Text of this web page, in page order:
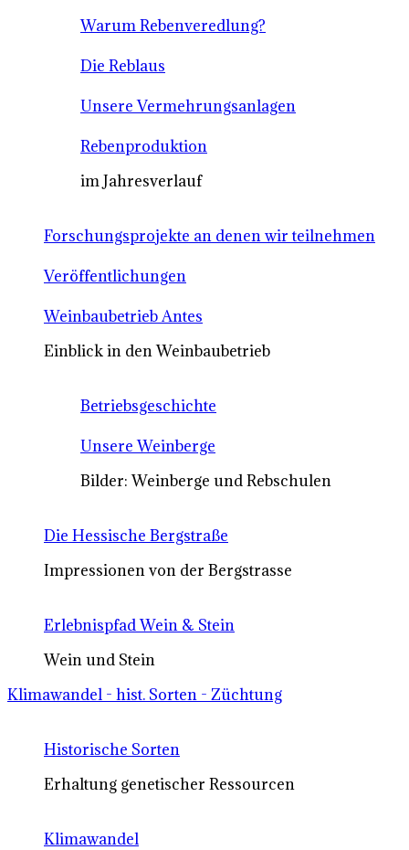
Warum Rebenveredlung?
Die Reblaus
Unsere Vermehrungsanlagen
Rebenproduktion
im Jahresverlauf
Forschungsprojekte an denen wir teilnehmen
Veröffentlichungen
Weinbaubetrieb Antes
Einblick in den Weinbaubetrieb
Betriebsgeschichte
Unsere Weinberge
Bilder: Weinberge und Rebschulen
Die Hessische Bergstraße
Impressionen von der Bergstrasse
Erlebnispfad Wein & Stein
Wein und Stein
Klimawandel - hist. Sorten - Züchtung
Historische Sorten
Erhaltung genetischer Ressourcen
Klimawandel